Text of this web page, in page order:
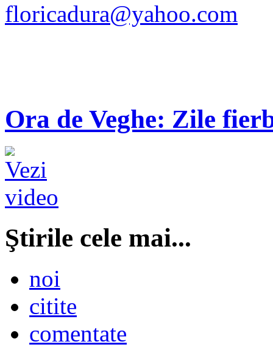
floricadura@yahoo.com
Ora de Veghe: Zile
Ştirile cele mai...
noi
citite
comentate